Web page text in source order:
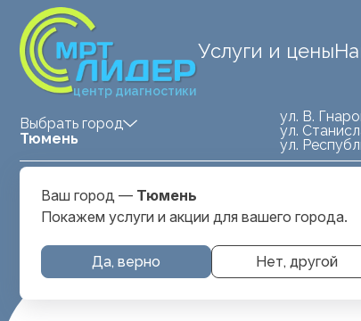
центр диагностики
Услуги и цены
Выбрать город
Тюмень
Тюмень
ул. В.
ул.
ул.
Ваш город — Тюмень
Покажем услуги и акции для вашего города.
Да, верно Нет, другой